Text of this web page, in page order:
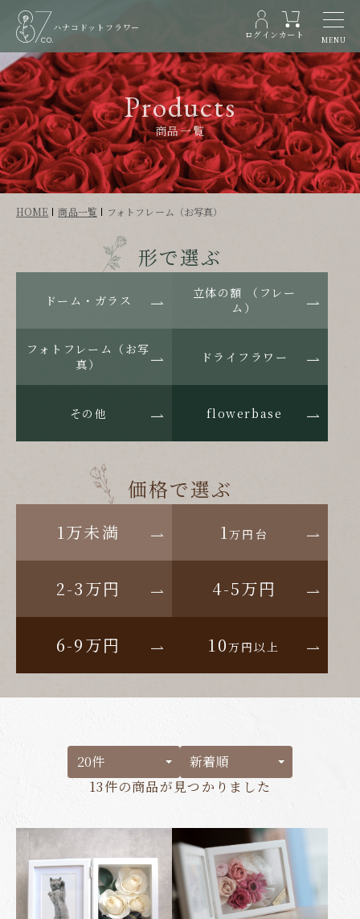
ハナコドットフラワー
MENU
ログイン カート
Products
商品一覧
HOME 商品一覧 フォトフレーム（お写真）
形で選ぶ
ドーム・ガラス
立体の額 （フレー
ム）
フォトフレーム（お写
真）
ドライフラワー
その他 flowerbase
価格で選ぶ
1万未満 1万円台
2-3万円 4-5万円
6-9万円 10万円以上
13件の商品が見つかりました